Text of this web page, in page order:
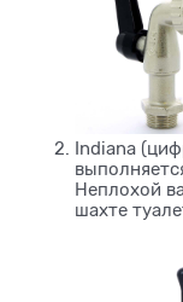
Indiana
Неплохой
шахте